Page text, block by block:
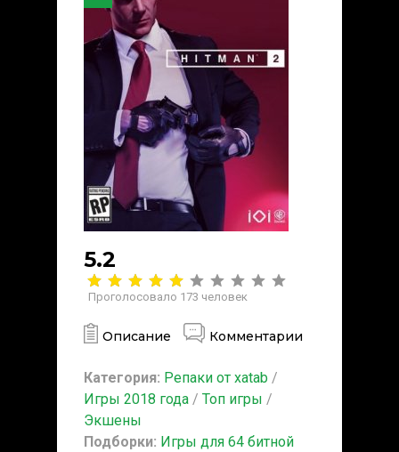
5.2
Проголосовало 173 человек
Описание Комментарии
Категория: Репаки от xatab /
Игры 2018 года / Топ игры /
Экшены
Подборки: Игры для 64 битной